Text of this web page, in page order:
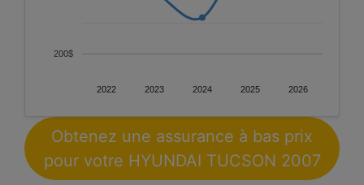
2022 2023 2024 2025 2026
200$
Obtenez une assurance à bas prix
pour votre HYUNDAI TUCSON 2007